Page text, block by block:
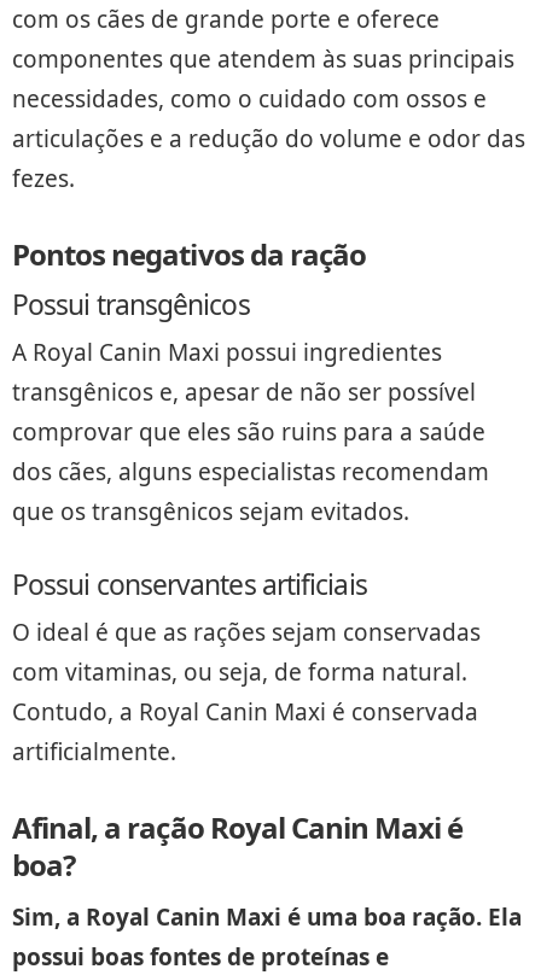
com os cães de grande porte e oferece
componentes que atendem às suas principais
necessidades, como o cuidado com ossos e
articulações e a redução do volume e odor das
fezes.
Pontos negativos da ração
Possui transgênicos
A Royal Canin Maxi possui ingredientes
transgênicos e, apesar de não ser possível
comprovar que eles são ruins para a saúde
dos cães, alguns especialistas recomendam
que os transgênicos sejam evitados.
Possui conservantes artificiais
O ideal é que as rações sejam conservadas
com vitaminas, ou seja, de forma natural.
Contudo, a Royal Canin Maxi é conservada
artificialmente.
Afinal, a ração Royal Canin Maxi é
boa?
Sim, a Royal Canin Maxi é uma boa ração. Ela
possui boas fontes de proteínas e